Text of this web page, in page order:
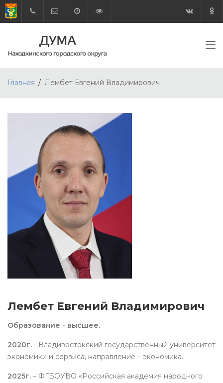
Главная Лембет Евгений Владимирович
Лембет Евгений Владимирович
Образование - высшее.
2020г. - Владивостокский государственный университет
экономики и сервиса, направление – экономика.
2025г. – ФГБОУВО «Российская академия народного